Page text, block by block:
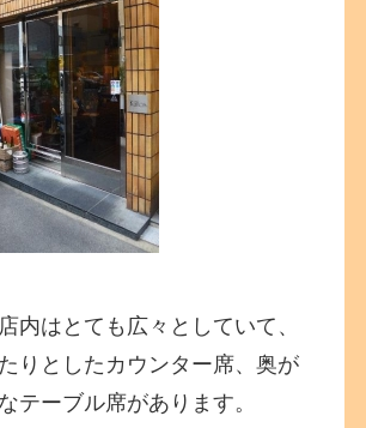
内はとても広々としていて、
りとしたカウンター席、奥が
テーブル席があります。